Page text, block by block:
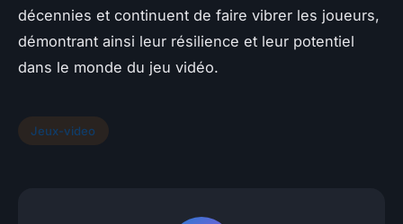
décennies et continuent de faire vibrer les joueurs,
démontrant ainsi leur résilience et leur potentiel
dans le monde du jeu vidéo.
Jeux-video